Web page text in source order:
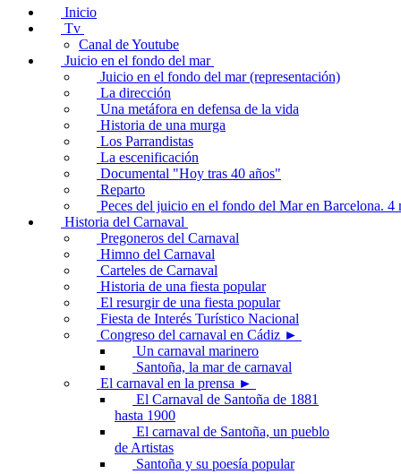
Inicio
Tv
Canal de Youtube
Juicio en el fondo del mar
Juicio en el fondo del mar (representación)
La dirección
Una metáfora en defensa de la vida
Historia de una murga
Los Parrandistas
La escenificación
Documental "Hoy tras 40 años"
Reparto
Peces del juicio en el fondo del Mar en Barcelona. 4
Historia del Carnaval
Pregoneros del Carnaval
Himno del Carnaval
Carteles de Carnaval
Historia de una fiesta popular
El resurgir de una fiesta popular
Fiesta de Interés Turístico Nacional
Congreso del carnaval en Cádiz ►
Un carnaval marinero
Santoña, la mar de carnaval
El carnaval en la prensa ►
El Carnaval de Santoña de 1881
hasta 1900
El carnaval de Santoña, un pueblo
de Artistas
Santoña y su poesía popular